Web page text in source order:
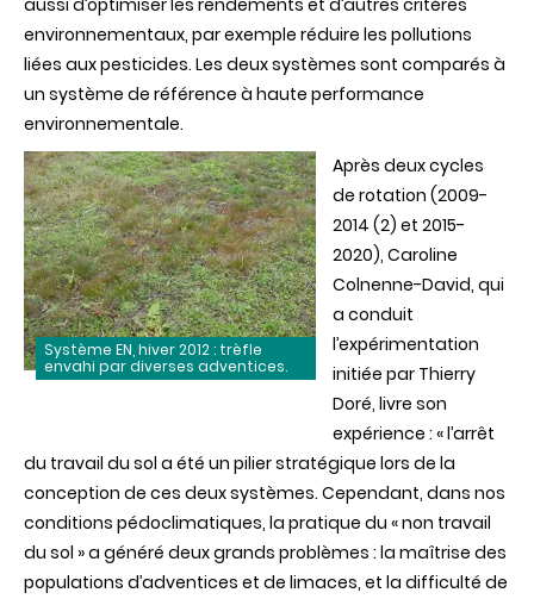
aussi d’optimiser les rendements et d’autres critères
environnementaux, par exemple réduire les pollutions
liées aux pesticides. Les deux systèmes sont comparés à
un système de référence à haute performance
environnementale.
Système EN, hiver 2012 : trèfle
envahi par diverses adventices.
Après deux cycles
de rotation (2009-
2014 (2) et 2015-
2020), Caroline
Colnenne-David, qui
a conduit
l’expérimentation
initiée par Thierry
Doré, livre son
expérience : « l’arrêt
du travail du sol a été un pilier stratégique lors de la
conception de ces deux systèmes. Cependant, dans nos
conditions pédoclimatiques, la pratique du « non travail
du sol » a généré deux grands problèmes : la maîtrise des
populations d’adventices et de limaces, et la difficulté de